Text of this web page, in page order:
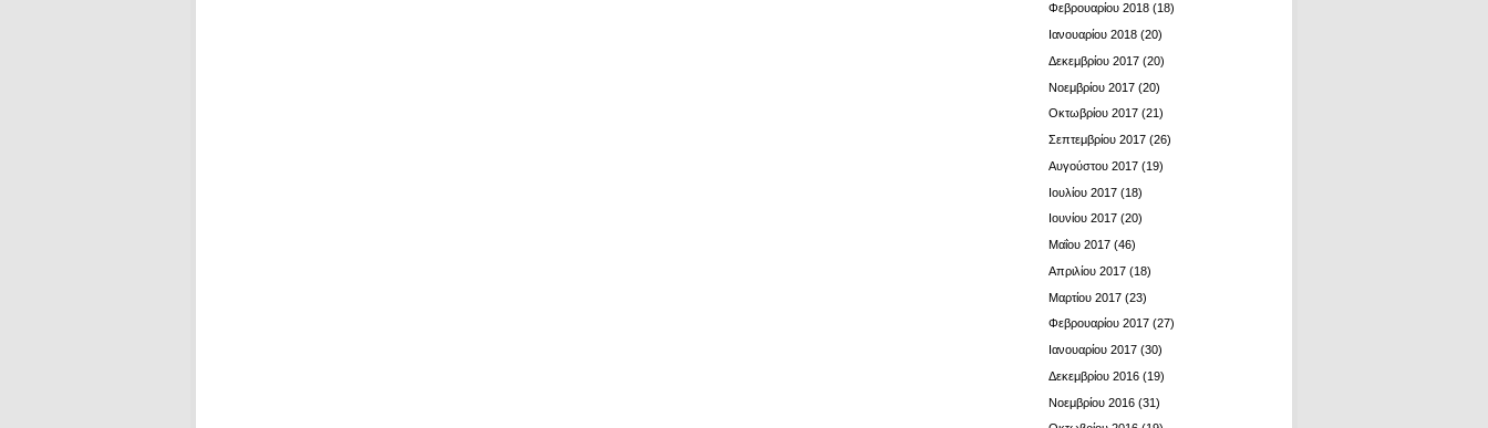
Φεβρουαρίου 2018 (18)
Ιανουαρίου 2018 (20)
Δεκεμβρίου 2017 (20)
Νοεμβρίου 2017 (20)
Οκτωβρίου 2017 (21)
Σεπτεμβρίου 2017 (26)
Αυγούστου 2017 (19)
Ιουλίου 2017 (18)
Ιουνίου 2017 (20)
Μαΐου 2017 (46)
Απριλίου 2017 (18)
Μαρτίου 2017 (23)
Φεβρουαρίου 2017 (27)
Ιανουαρίου 2017 (30)
Δεκεμβρίου 2016 (19)
Νοεμβρίου 2016 (31)